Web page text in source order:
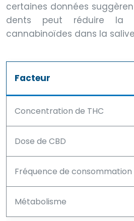
certaines données
dents peut réduire la
cannabinoïdes dans la salive
Facteur
Concentration de THC
Dose de CBD
Fréquence de consommation
Métabolisme